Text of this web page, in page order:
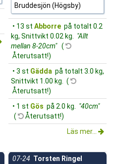
Bruddesjön (Högsby)
• 13 st Abborre på totalt 0.2
kg, Snittvikt 0.02 kg.
"Allt
mellan 8-20cm" (
Återutsatt!)
• 3 st Gädda på totalt 3.0 kg,
Snittvikt 1.00 kg. (
Återutsatt!)
• 1 st Gös på 2.0 kg.
"40cm"
(
Återutsatt!)
Läs mer...
07-24 Torsten Ringel